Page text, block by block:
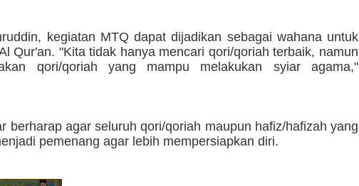
kegiatan MTQ dapat dijadikan sebagai wahana untuk
Qur'an. "Kita tidak hanya mencari qori/qoriah terbaik, namun
qori/qoriah yang mampu melakukan syiar agama,"
berharap agar seluruh qori/qoriah maupun hafiz/hafizah yang
pemenang agar lebih mempersiapkan diri.